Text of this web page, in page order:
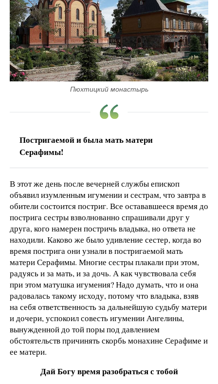
Пюхтицкий монастырь
Постригаемой и была мать матери
Серафимы!
В этот же день после вечерней службы епископ
объявил изумленным игумении и сестрам, что завтра в
обители состоится постриг. Все остававшееся время до
пострига сестры взволнованно спрашивали друг у
друга, кого намерен постричь владыка, но ответа не
находили. Каково же было удивление сестер, когда во
время пострига они узнали в постригаемой мать
матери Серафимы. Многие сестры плакали при этом,
радуясь и за мать, и за дочь. А как чувствовала себя
при этом матушка игумения? Надо думать, что и она
радовалась такому исходу, потому что владыка, взяв
на себя ответственность за дальнейшую судьбу матери
и дочери, успокоил совесть игумении Ангелины,
вынужденной до той поры под давлением
обстоятельств причинять скорбь монахине Серафиме и
ее матери.
Дай Богу время разобраться с тобой